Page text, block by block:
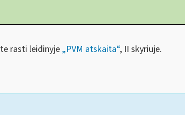
rasti leidinyje „PVM atskaita“, II skyriuje.